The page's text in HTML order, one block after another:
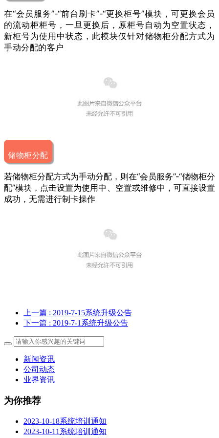
在“会员服务”-“前台刷卡”-“更换柜号”模块，可更换会员
的流动柜柜号，一旦更换后，原柜号自动为空置状态，
新柜号为使用中状态，此模块仅针对储物柜分配方式为
手动分配的客户
储物柜分配
若储物柜分配方式为手动分配，则在“会员服务”-“储物柜分
配”模块，点击设置为使用中、空置或维修中，可直接设置
成功，无需进行制卡操作
上一篇 : 2019-7-15系统升级公告
下一篇 : 2019-7-1系统升级公告
新闻资讯
公司动态
业界资讯
为你推荐
2023-10-18系统培训通知
2023-10-11系统培训通知